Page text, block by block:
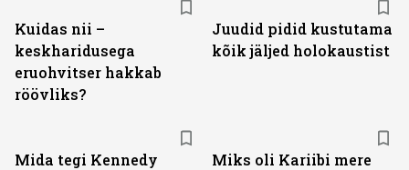
Kuidas nii –
keskharidusega
eruohvitser hakkab
röövliks?
Juudid pidid kustutama
kõik jäljed holokaustist
Mida tegi Kennedy
Miks oli Kariibi mere